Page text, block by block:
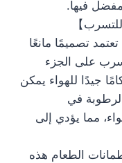
فيها.
】
تصميمًا مانعًا
على الجزء
جيدًا للهواء يمكن
في
مما يؤدي إلى
الطعام هذه